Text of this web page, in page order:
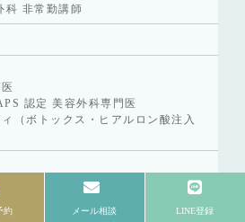
科 非常勤講師
認定 美容外科専門医
（ボトックス・ヒアルロン酸注入
正会員
約 メール相談 LINE登録